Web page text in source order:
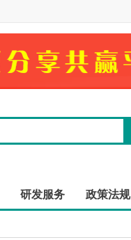
研发服务 政策法规